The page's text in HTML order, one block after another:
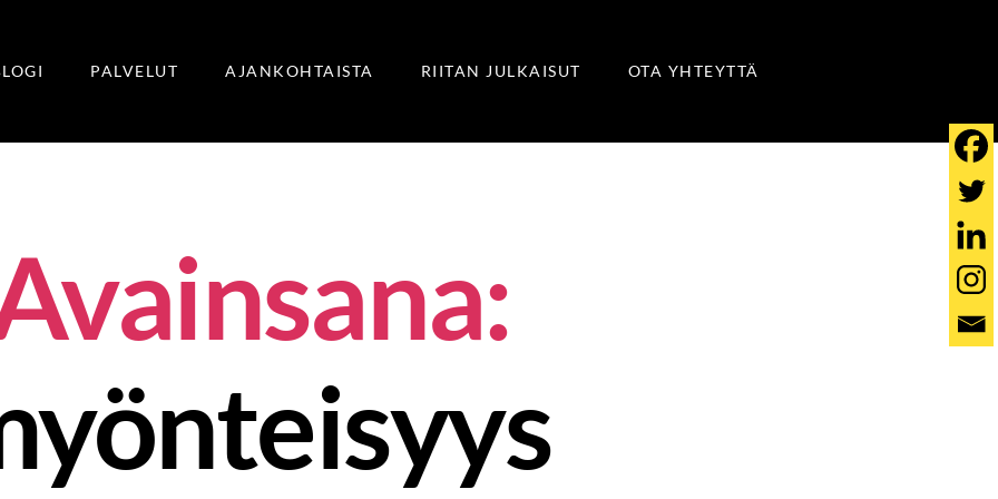
PALVELUT AJANKOHTAISTA RIITAN JULKAISUT OTA YHTEYTTÄ